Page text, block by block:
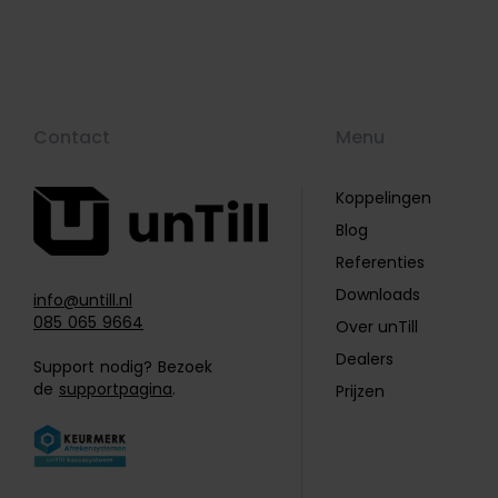
info@untill.nl
085 065 9664
Support nodig? Bezoek
de supportpagina.
Koppelingen
Blog
Referenties
Downloads
Over unTill
Dealers
Prijzen